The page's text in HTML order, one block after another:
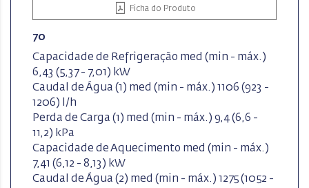
Ficha do Produto
70
Capacidade de Refrigeração med (min - máx.)
6,43 (5,37 - 7,01) kW
Caudal de Água (1) med (min - máx.) 1106 (923 -
1206) l/h
Perda de Carga (1) med (min - máx.) 9,4 (6,6 -
11,2) kPa
Capacidade de Aquecimento med (min - máx.)
7,41 (6,12 - 8,13) kW
Caudal de Água (2) med (min - máx.) 1275 (1052 -